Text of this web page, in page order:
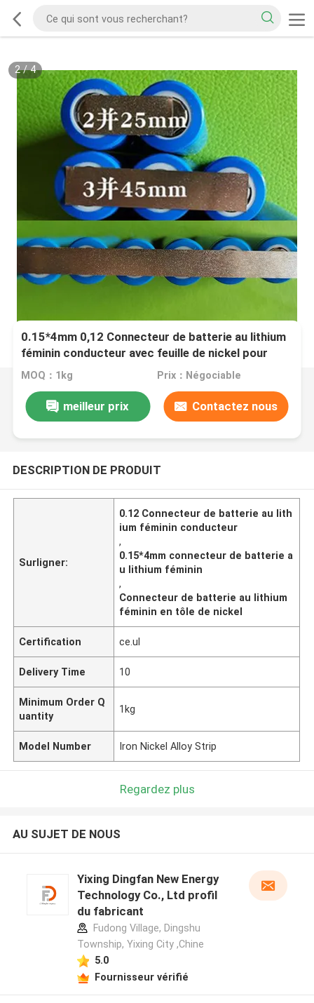
2/4
0.15*4mm 0,12 Connecteur de batterie au lithium
féminin conducteur avec feuille de nickel pour
accéder à l'alimentation de la batterie
MOQ：1kg Prix：Négociable
meilleur prix Contactez nous
DESCRIPTION DE PRODUIT
Surligner:
0.12 Connecteur de batterie au lith
ium féminin conducteur
,
0.15*4mm connecteur de batterie a
u lithium féminin
,
Connecteur de batterie au lithium
féminin en tôle de nickel
Certification ce.ul
Delivery Time 10
Minimum Order Q
uantity
1kg
Model Number Iron Nickel Alloy Strip
Regardez plus
AU SUJET DE NOUS
Yixing Dingfan New Energy
Technology Co., Ltd profil
du fabricant
Fudong Village, Dingshu
Township, Yixing City ,Chine
5.0
Fournisseur vérifié